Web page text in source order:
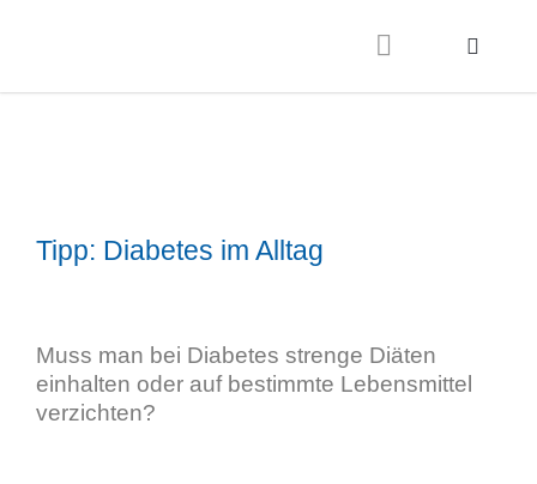
Tipp: Diabetes im Alltag
Muss man bei Diabetes strenge Diäten
einhalten oder auf bestimmte Lebensmittel
verzichten?